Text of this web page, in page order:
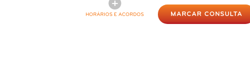
HORÁRIOS E ACORDOS MARCAR CONSULTA